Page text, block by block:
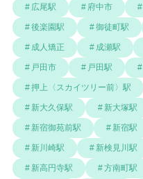
広尾駅 府中市
後楽園駅 御徒町駅
成人矯正 成瀬駅
戸田市 戸田駅
押上〈スカイツリー前〉駅
新大久保駅 新大塚駅
新宿御苑前駅 新宿駅
新川崎駅 新検見川駅
新高円寺駅 方南町駅